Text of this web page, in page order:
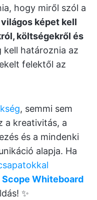
hogy miről szól a
világos képet kell
költségekről és
kell határoznia az
felektől az
, semmi sem
a kreativitás, a
és a mindenki
alapja. Ha
Whiteboard
✨